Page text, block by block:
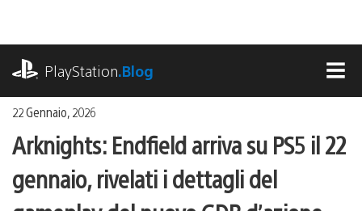
contenuto
PlayStation.Blog
22 Gennaio, 2026
Arknights: Endfield arriva su PS5 il 22
gennaio, rivelati i dettagli del